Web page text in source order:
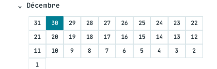
Décembre
31 30 29 28 27 26 25 24 23
22
21
20 19 18 17 16 15 14 13
12
11
10 9 8 7 6 5 4 3
2
1